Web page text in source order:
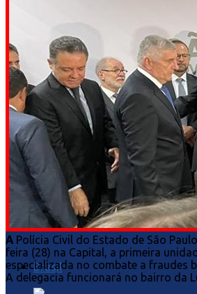
SANTOS DESPERDIÇA
COM O REMO E LEVA
BRASIL PARA BELÉM
Brasil
A Polícia Civil do Estado de São
feira (28) na Capital, a primeira
especializada no combate a fraudes
A delegacia funcionará no bairro da